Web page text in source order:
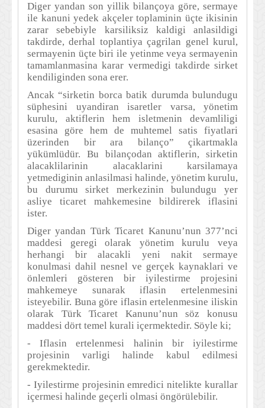
Diger yandan son yillik bilançoya göre, sermaye
ile kanuni yedek akçeler toplaminin üçte ikisinin
zarar sebebiyle karsiliksiz kaldigi anlasildigi
takdirde, derhal toplantiya çagrilan genel kurul,
sermayenin üçte biri ile yetinme veya sermayenin
tamamlanmasina karar vermedigi takdirde sirket
kendiliginden sona erer.
Ancak “sirketin borca batik durumda bulundugu
süphesini uyandiran isaretler varsa, yönetim
kurulu, aktiflerin hem isletmenin devamliligi
esasina göre hem de muhtemel satis fiyatlari
üzerinden bir ara bilanço” çikartmakla
yükümlüdür. Bu bilançodan aktiflerin, sirketin
alacaklilarinin alacaklarini karsilamaya
yetmediginin anlasilmasi halinde, yönetim kurulu,
bu durumu sirket merkezinin bulundugu yer
asliye ticaret mahkemesine bildirerek iflasini
ister.
Diger yandan Türk Ticaret Kanunu’nun 377’nci
maddesi geregi olarak yönetim kurulu veya
herhangi bir alacakli yeni nakit sermaye
konulmasi dahil nesnel ve gerçek kaynaklari ve
önlemleri gösteren bir iyilestirme projesini
mahkemeye sunarak iflasin ertelenmesini
isteyebilir. Buna göre iflasin ertelenmesine iliskin
olarak Türk Ticaret Kanunu’nun söz konusu
maddesi dört temel kurali içermektedir. Söyle ki;
- Iflasin ertelenmesi halinin bir iyilestirme
projesinin varligi halinde kabul edilmesi
gerekmektedir.
- Iyilestirme projesinin emredici nitelikte kurallar
içermesi halinde geçerli olmasi öngörülebilir.